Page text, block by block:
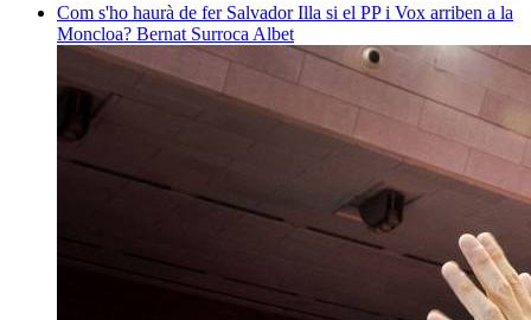
Com s'ho haurà de fer Salvador Illa si el PP i Vox arriben a la
Moncloa? Bernat Surroca Albet